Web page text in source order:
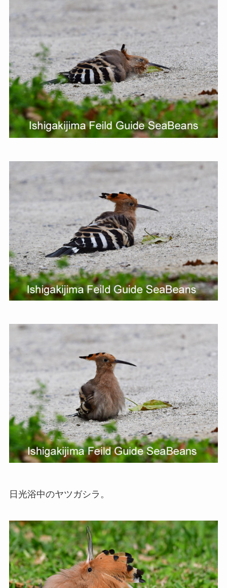
日光浴中のヤツガシラ。